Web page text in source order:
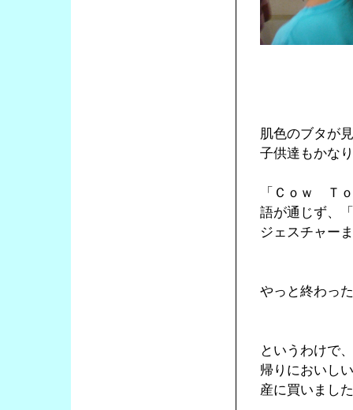
肌色のブタが
子供達もかな
「Ｃｏｗ Ｔ
語が通じず、
ジェスチャー
やっと終わっ
というわけで
帰りにおいし
産に買いまし